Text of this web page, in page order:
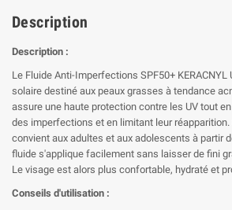
Description
Description :
Le Fluide Anti-Imperfections SPF50+ KERACNYL
solaire destiné aux peaux grasses à tendance
assure une haute protection contre les UV tout
des imperfections et en limitant leur
convient aux adultes et aux adolescents à partir
fluide s'applique facilement sans laisser de fini
Le visage est alors plus confortable, hydraté et
Conseils d'utilisation :